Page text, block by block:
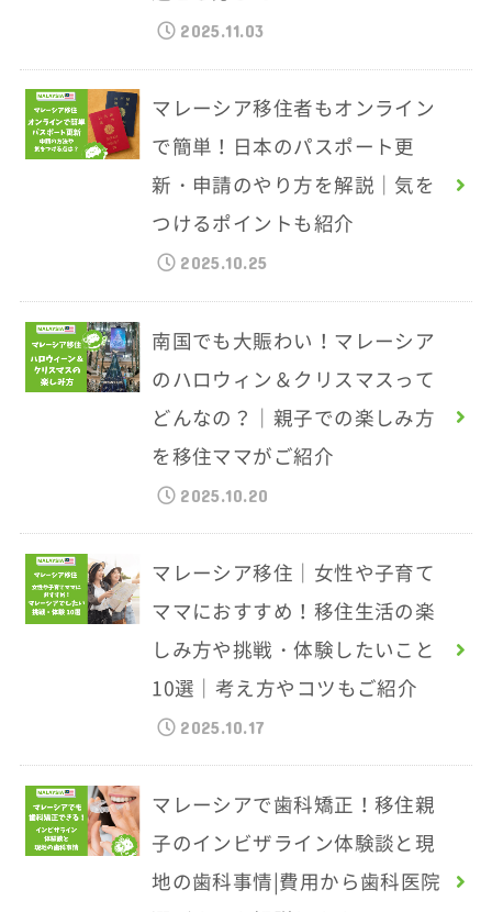
2025.11.03
マレーシア移住者もオンライン
で簡単！日本のパスポート更
新・申請のやり方を解説｜気を
つけるポイントも紹介
2025.10.25
南国でも大賑わい！マレーシア
のハロウィン＆クリスマスって
どんなの？｜親子での楽しみ方
を移住ママがご紹介
2025.10.20
マレーシア移住｜女性や子育て
ママにおすすめ！移住生活の楽
しみ方や挑戦・体験したいこと
10選｜考え方やコツもご紹介
2025.10.17
マレーシアで歯科矯正！移住親
子のインビザライン体験談と現
地の歯科事情|費用から歯科医院